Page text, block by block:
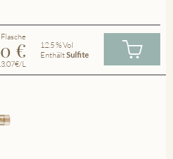
€
L
12.5 % Vol
EnthältSulfite